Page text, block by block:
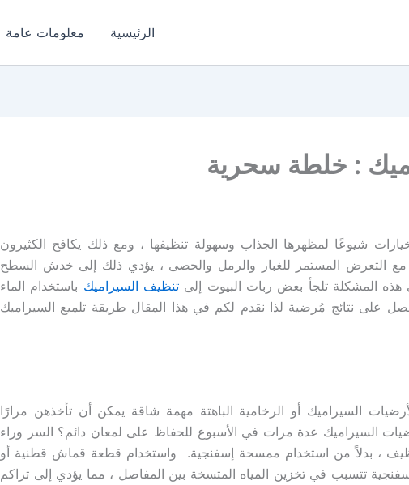
الرئيسية معلومات عامة
: خلطة سحرية
شيوعًا لمظهرها الجذاب وسهولة تنظيفها ، ومع ذلك يكافح الكثيرون
، مع التعرض المستمر للغبار والرمل والحصى ، يؤدي ذلك إلى خدش السطح
هذه المشكلة تلجأ بعض ربات البيوت إلىتنظيف السيراميك باستخدام الماء
على نتائج مُرضية لذا نقدم لكم في هذا المقال طريقة تلميع السيراميك
السيراميك أو الرخامية الباهتة مهمة شاقة يمكن أن تأخذهن مرارًا
السيراميك عدة مرات في الأسبوع للحفاظ على لمعان دائم؟ السر وراء
، بدلاً من استخدام ممسحة إسفنجية. واستخدام قطعة قماش قطنية أو
تتسبب في تخزين المياه المتسخة بين المفاصل ، مما يؤدي إلى تراكم